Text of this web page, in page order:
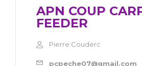
APN COUP
FEEDER
Pierre Couderc
pcpeche07@gmail.com